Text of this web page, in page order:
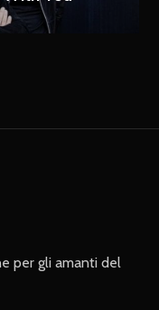
e-mail
via e-mail
un
e-mail,
commento.
per gli amanti del